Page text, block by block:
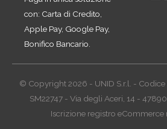
con: Carta di Credito,
Apple Pay, Google Pay,
Bonifico Bancario.
© Copyright 2026 - UNID S.r.l. -
SM22747 - Via degli Aceri, 14 -
Iscrizione registro eCommerce